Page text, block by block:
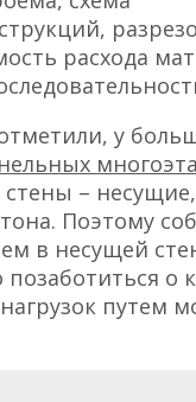
расхода
у
–
Поэтому
в несущей
о
путем